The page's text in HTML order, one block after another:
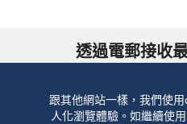
透過電郵接收
訂閱電子版
跟其他網站一樣，我們使
人化瀏覽體驗。如繼續使